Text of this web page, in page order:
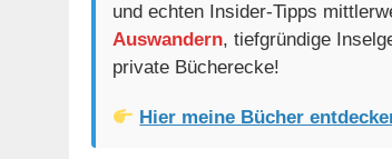
und echten Insider-Tipps
Auswandern, tiefgründige
private Bücherecke!
Hier meine Bücher